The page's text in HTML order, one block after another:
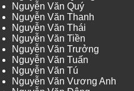
Nguyễn Văn Quý
Nguyễn Văn Thanh
Nguyễn Văn Thái
Nguyễn Văn Tiền
Nguyễn Văn Trưởng
Nguyễn Văn Tuấn
Nguyễn Văn Tú
Nguyễn Văn Vương Anh